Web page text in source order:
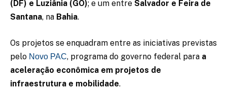
(DF) e Luziânia (GO); e um entre Salvador e Feira de
Santana, na Bahia.
Os projetos se enquadram entre as iniciativas previstas
pelo Novo PAC, programa do governo federal para a
aceleração econômica em projetos de
infraestrutura e mobilidade.